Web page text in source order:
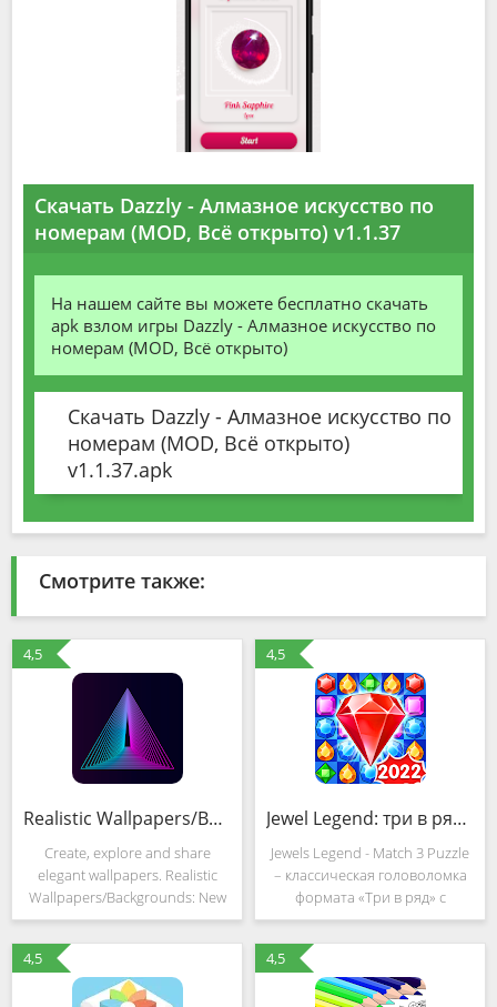
Скачать Dazzly - Алмазное искусство по
номерам (MOD, Всё открыто) v1.1.37
На нашем сайте вы можете бесплатно скачать
apk взлом игры Dazzly - Алмазное искусство по
номерам (MOD, Всё открыто)
Скачать Dazzly - Алмазное искусство по
номерам (MOD, Всё открыто)
v1.1.37.apk
Смотрите также:
4,5
Realistic Wallpapers/Backgrounds: New Wallpapers
Create, explore and share
elegant wallpapers. Realistic
Wallpapers/Backgrounds: New
Wallpapers is your ultimate
wallpaper base in which you
can: - Turn your photos into
perfect wallpapers within
4,5
Jewel Legend: три в ряд игры (MOD, Много денег)
Jewels Legend - Match 3 Puzzle
– классическая головоломка
формата «Три в ряд» с
мультяшной стилистикой,
хардкорным геймплеем и
свободно настраиваемыми
испытаниями и целями.
4,5 4,5